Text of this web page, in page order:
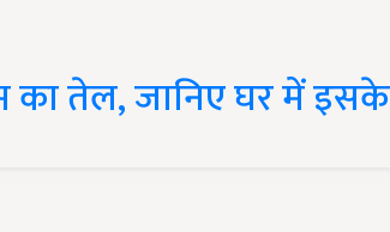
तेल, जानिए घर में इसके